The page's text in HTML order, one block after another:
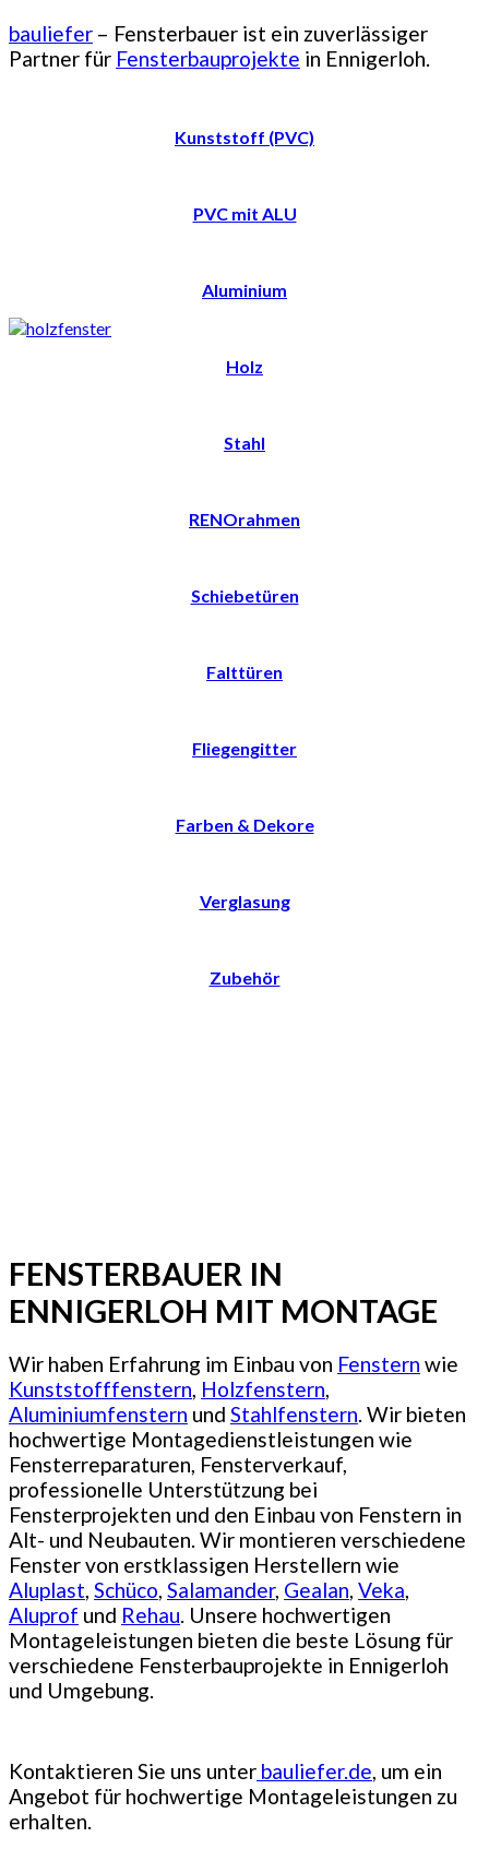
bauliefer – Fensterbauer ist ein zuverlässiger
Partner für Fensterbauprojekte in Ennigerloh.
Kunststoff (PVC)
PVC mit ALU
Aluminium
Holz
Stahl
RENOrahmen
Schiebetüren
Falttüren
Fliegengitter
Farben & Dekore
Verglasung
Zubehör
FENSTERBAUER IN
ENNIGERLOH MIT MONTAGE
Wir haben Erfahrung im Einbau von Fenstern wie
Kunststofffenstern, Holzfenstern,
Aluminiumfenstern und Stahlfenstern. Wir bieten
hochwertige Montagedienstleistungen wie
Fensterreparaturen, Fensterverkauf,
professionelle Unterstützung bei
Fensterprojekten und den Einbau von Fenstern in
Alt- und Neubauten. Wir montieren verschiedene
Fenster von erstklassigen Herstellern wie
Aluplast, Schüco, Salamander, Gealan, Veka,
Aluprof und Rehau. Unsere hochwertigen
Montageleistungen bieten die beste Lösung für
verschiedene Fensterbauprojekte in Ennigerloh
und Umgebung.
Kontaktieren Sie uns unter bauliefer.de, um ein
Angebot für hochwertige Montageleistungen zu
erhalten.